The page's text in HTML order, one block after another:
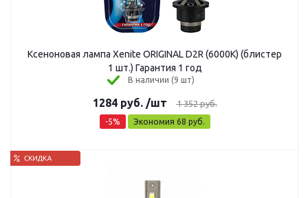
Ксеноновая лампа Xenite ORIGINAL D2R (6000K) (блистер
1 шт.) Гарантия 1 год
В наличии (9 шт)
1284руб. /шт 1 352руб.
-5% Экономия 68 руб.